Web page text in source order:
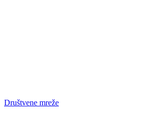
Društvene mreže